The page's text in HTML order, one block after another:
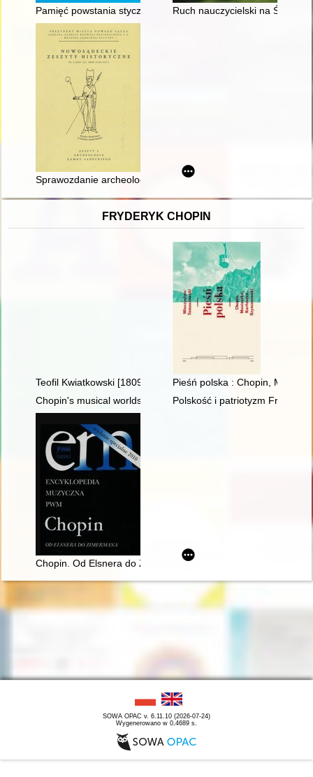
Pamięć powstania styczniowego w Dolinie Prądnika
Ruch nauczycielski na Śląsku
Sprawozdanie archeologiczne: badania sondażowe na
FRYDERYK CHOPIN
Teofil Kwiatkowski [1809-1891] i ChopinPieśń polska : Chopin,
Chopin's musical worlds the 1840'sPolskość i patriotyzm
Chopin. Od Elsnera do Zimermana. Encyklopedia muzyczna
SOWA OPAC v. 6.11.10 (2026-07-24)
Wygenerowano w 0,4689 s.